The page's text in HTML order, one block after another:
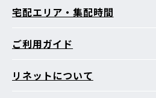
宅配エリア・集配時間
ご利用ガイド
リネットについて